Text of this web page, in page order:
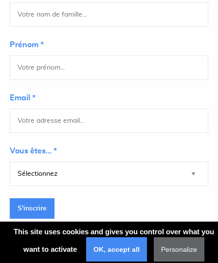
Prénom *
Email *
Vous êtes... *
S'inscrire
This site uses cookies and gives you control over what you
want to activate OK, accept all Personalize